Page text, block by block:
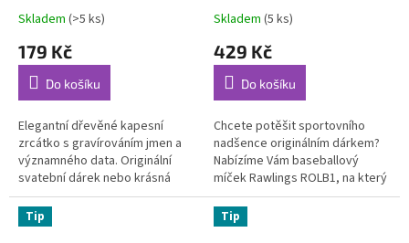
Průměrné
produktu
5,0
5
hvězdiček.
Skladem (>5 ks)
179 Kč
Do košíku
Elegantní dřevěné kapesní
zrcátko s gravírováním jmen a
významného data. Originální
svatební dárek nebo krásná
památka na váš výjimečný den.
Kompaktní zrcátko o
průměru 7...
a číslem
Průměrné
produktu
5,0
5
hvězdiček.
Skladem (5 ks)
429 Kč
Do košíku
Chcete potěšit sportovního
nadšence originálním dárkem?
Nabízíme Vám baseballový
míček Rawlings ROLB1, na který
vygravírujeme siluetu dresu s
Vámi zvoleným jménem a
číslem. Je...
Tip Tip